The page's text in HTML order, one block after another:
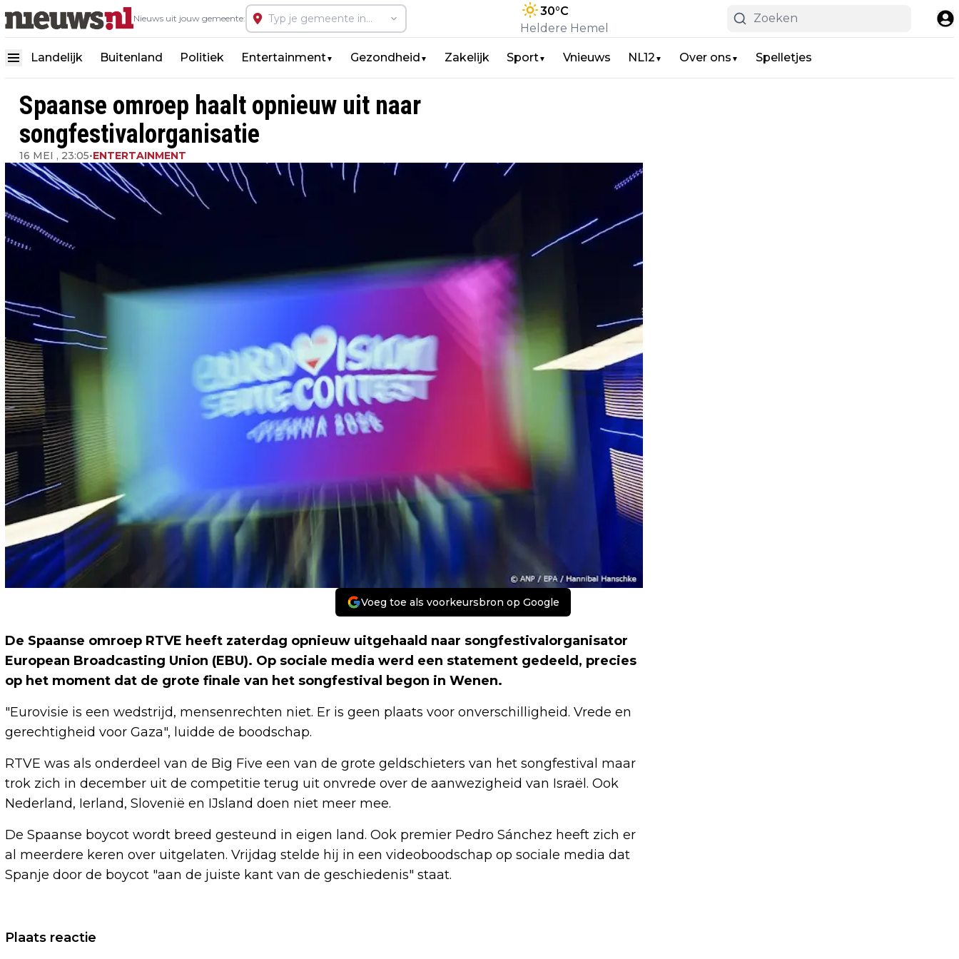
Nieuws uit jouw gemeente:
30°C
Heldere Hemel
Landelijk Buitenland Politiek Entertainment▼ Gezondheid ▼ Zakelijk Sport▼ Vnieuws NL12 ▼ Over ons ▼ Spelletjes
Spaanse omroep haalt opnieuw uit naar
songfestivalorganisatie
16 MEI , 23:05•ENTERTAINMENT
Voeg toe als voorkeursbron op Google
De Spaanse omroep RTVE heeft zaterdag opnieuw uitgehaald naar songfestivalorganisator
European Broadcasting Union (EBU). Op sociale media werd een statement gedeeld, precies
op het moment dat de grote finale van het songfestival begon in Wenen.
"Eurovisie is een wedstrijd, mensenrechten niet. Er is geen plaats voor onverschilligheid. Vrede en
gerechtigheid voor Gaza", luidde de boodschap.
RTVE was als onderdeel van de Big Five een van de grote geldschieters van het songfestival maar
trok zich in december uit de competitie terug uit onvrede over de aanwezigheid van Israël. Ook
Nederland, Ierland, Slovenië en IJsland doen niet meer mee.
De Spaanse boycot wordt breed gesteund in eigen land. Ook premier Pedro Sánchez heeft zich er
al meerdere keren over uitgelaten. Vrijdag stelde hij in een videoboodschap op sociale media dat
Spanje door de boycot "aan de juiste kant van de geschiedenis" staat.
Vorig artikel
Plaats reactie